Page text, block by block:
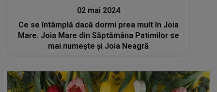
02 mai 2024
Ce se întâmplă dacă dormi prea mult în Joia
Mare. Joia Mare din Săptămâna Patimilor se
mai numeşte şi Joia Neagră